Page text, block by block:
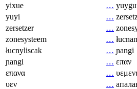
yixue
…
yuyi
…
zersetzer
…
zonesysteem
…
łucnyliscak
… ɲangi
ɲangi
… επαν
επανα
…
υεν
…